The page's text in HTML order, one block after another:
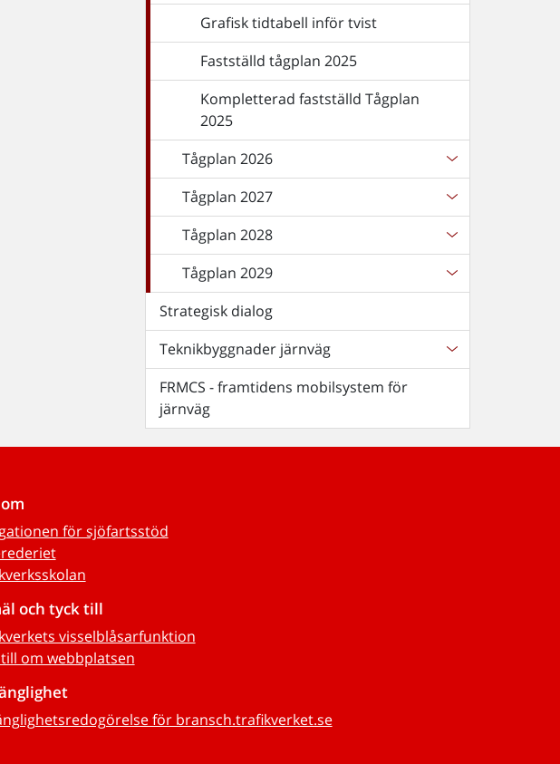
Grafisk tidtabell inför tvist
Fastställd tågplan 2025
Kompletterad fastställd Tågplan
2025
Tågplan 2026
Tågplan 2027
Tågplan 2028
Tågplan 2029
Strategisk dialog
Teknikbyggnader järnväg
FRMCS - framtidens mobilsystem för
järnväg
för sjöfartsstöd
och tyck till
visselblåsarfunktion
om webbplatsen
för bransch.trafikverket.se